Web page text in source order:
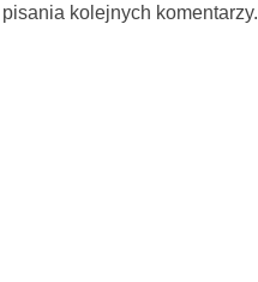
kolejnych komentarzy.